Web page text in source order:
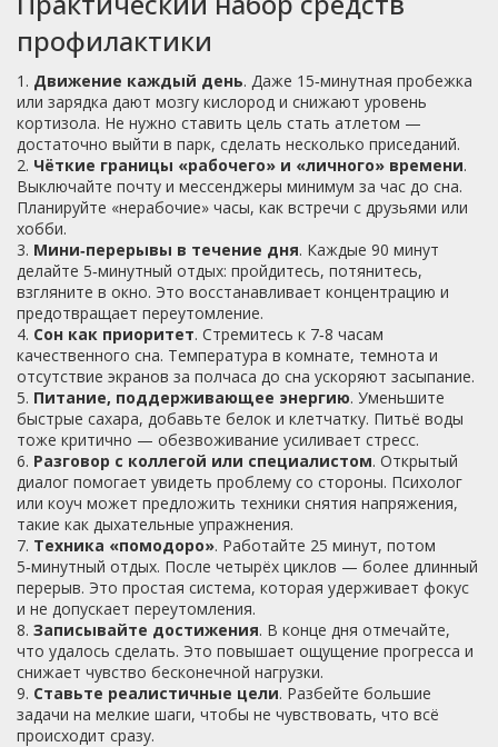
профилактики
1. Движение каждый день. Даже 15‑минутная пробежка
или зарядка дают мозгу кислород и снижают уровень
кортизола. Не нужно ставить цель стать атлетом —
достаточно выйти в парк, сделать несколько приседаний.
2. Чёткие границы «рабочего» и «личного» времени.
Выключайте почту и мессенджеры минимум за час до сна.
Планируйте «нерабочие» часы, как встречи с друзьями или
хобби.
3. Мини‑перерывы в течение дня. Каждые 90 минут
делайте 5‑минутный отдых: пройдитесь, потянитесь,
взгляните в окно. Это восстанавливает концентрацию и
предотвращает переутомление.
4. Сон как приоритет. Стремитесь к 7‑8 часам
качественного сна. Температура в комнате, темнота и
отсутствие экранов за полчаса до сна ускоряют засыпание.
5. Питание, поддерживающее энергию. Уменьшите
быстрые сахара, добавьте белок и клетчатку. Питьё воды
тоже критично — обезвоживание усиливает стресс.
6. Разговор с коллегой или специалистом. Открытый
диалог помогает увидеть проблему со стороны. Психолог
или коуч может предложить техники снятия напряжения,
такие как дыхательные упражнения.
7. Техника «помодоро». Работайте 25 минут, потом
5‑минутный отдых. После четырёх циклов — более длинный
перерыв. Это простая система, которая удерживает фокус
и не допускает переутомления.
8. Записывайте достижения. В конце дня отмечайте,
что удалось сделать. Это повышает ощущение прогресса и
снижает чувство бесконечной нагрузки.
9. Ставьте реалистичные цели. Разбейте большие
задачи на мелкие шаги, чтобы не чувствовать, что всё
происходит сразу.